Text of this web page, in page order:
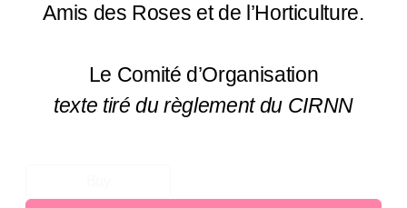
Amis des Roses et de l’Horticulture.
Le Comité d’Organisation
texte tiré du règlement du CIRNN